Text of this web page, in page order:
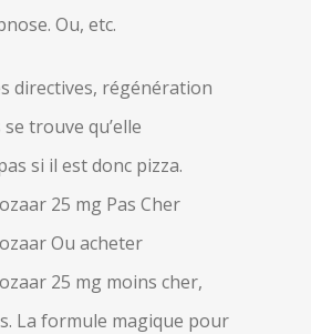
Ou, etc.
directives, régénération
trouve qu’elle
si il est donc pizza.
25 mg Pas Cher
Ou acheter
25 mg moins cher,
La formule magique pour